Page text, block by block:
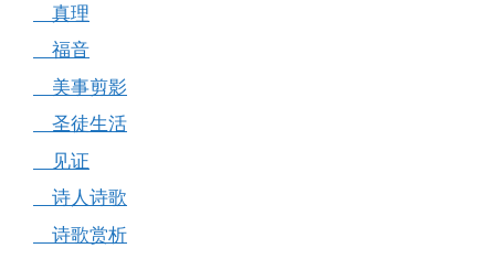
真理
福音
美事剪影
圣徒生活
见证
诗人诗歌
诗歌赏析